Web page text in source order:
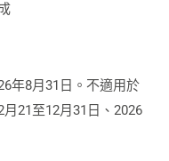
年8月31日。不適用於
21至12月31日、2026